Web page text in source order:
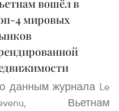
вошёл в
4 мировых
данным журнала Le
Вьетнам